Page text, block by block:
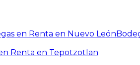
en Renta en Nuevo León
Renta en Tepotzotlan